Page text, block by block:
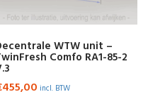
WTW unit –
Comfo RA1-85-2
455,00 incl. BTW